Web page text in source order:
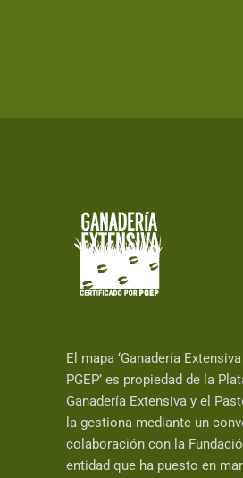
El mapa ‘Ganadería
PGEP’ es propiedad de la
Ganadería Extensiva y el
la gestiona mediante un
colaboración con la
entidad que ha puesto en